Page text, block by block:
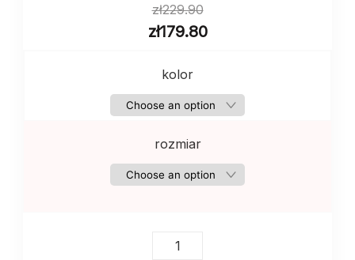
zł229.90
zł179.80
kolor
rozmiar
Szykowna